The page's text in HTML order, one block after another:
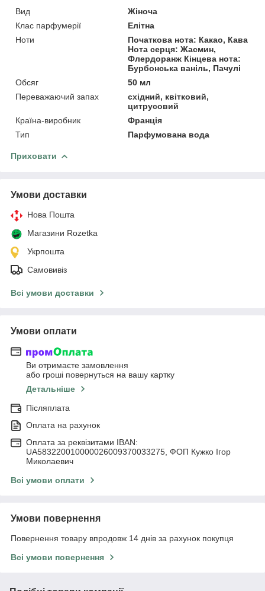
Вид
Жіноча
Клас парфумерії
Елітна
Ноти
Початкова нота: Какао, Кава
Нота серця: Жасмин,
Флердоранж Кінцева нота:
Бурбонська ваніль, Пачулі
Обсяг
50 мл
Переважаючий запах
східний, квітковий,
цитрусовий
Країна-виробник
Франція
Тип
Парфумована вода
Приховати
Умови доставки
Нова Пошта
Магазини Rozetka
Укрпошта
Самовивіз
Всі умови доставки
Умови оплати
Ви отримаєте замовлення
або гроші повернуться на вашу картку
Детальніше
Післяплата
Оплата на рахунок
Оплата за реквізитами IBAN:
UA583220010000026009370033275, ФОП Кужко Ігор
Миколаевич
Всі умови оплати
Умови повернення
Повернення товару впродовж 14 днів за рахунок покупця
Всі умови повернення